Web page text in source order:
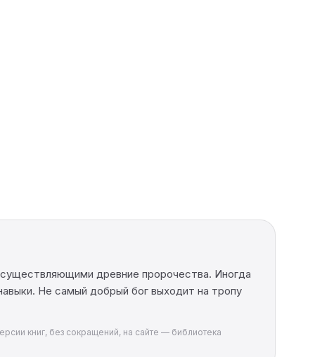
древние пророчества. Иногда
Не самый добрый бог выходит на тропу
книг, без сокращений, на сайте — библиотека